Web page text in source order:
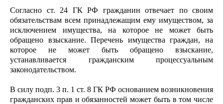
Согласно ст. 24 ГК РФ гражданин отвечает по своим
обязательствам всем принадлежащим ему имуществом, за
исключением имущества, на которое не может быть
обращено взыскание. Перечень имущества граждан, на
которое не может быть обращено взыскание,
устанавливается гражданским процессуальным
законодательством.
В силу подп. 3 п. 1 ст. 8 ГК РФ основанием возникновения
гражданских прав и обязанностей может быть в том числе